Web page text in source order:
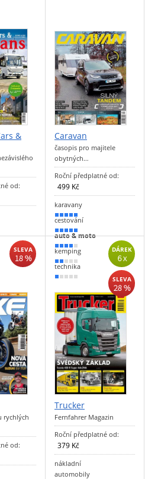
&
od:
Caravan
časopis pro majitele
obytných…
Roční předplatné od:
499 Kč
karavany
100 %
cestování
90 %
auto & moto
70 %
kemping
40 %
technika
20 %
SLEVA
18 %
rychlých
od:
DÁREK
6 x
SLEVA
28 %
Trucker
Fernfahrer Magazin
Roční předplatné od:
379 Kč
nákladní
automobily